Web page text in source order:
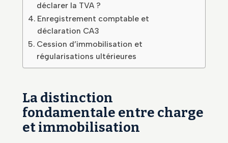
déclarer la TVA ?
Enregistrement comptable et
déclaration CA3
Cession d’immobilisation et
régularisations ultérieures
La distinction
fondamentale entre charge
et immobilisation